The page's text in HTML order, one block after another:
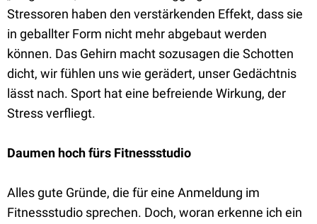
Stressoren haben den verstärkenden Effekt, dass sie
in geballter Form nicht mehr abgebaut werden
können. Das Gehirn macht sozusagen die Schotten
dicht, wir fühlen uns wie gerädert, unser Gedächtnis
lässt nach. Sport hat eine befreiende Wirkung, der
Stress verfliegt.
Daumen hoch fürs Fitnessstudio
Alles gute Gründe, die für eine Anmeldung im
Fitnessstudio sprechen. Doch, woran erkenne ich ein